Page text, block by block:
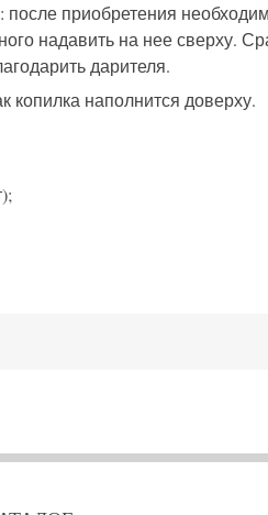
приобретения
надавить на нее сверху.
дарителя.
копилка наполнится доверху.